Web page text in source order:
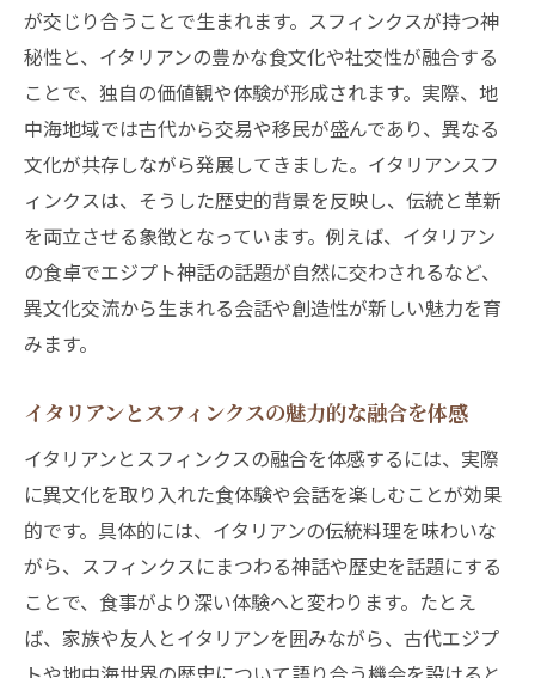
が交じり合うことで生まれます。スフィンクスが持つ神
秘性と、イタリアンの豊かな食文化や社交性が融合する
ことで、独自の価値観や体験が形成されます。実際、地
中海地域では古代から交易や移民が盛んであり、異なる
文化が共存しながら発展してきました。イタリアンスフ
ィンクスは、そうした歴史的背景を反映し、伝統と革新
を両立させる象徴となっています。例えば、イタリアン
の食卓でエジプト神話の話題が自然に交わされるなど、
異文化交流から生まれる会話や創造性が新しい魅力を育
みます。
イタリアンとスフィンクスの魅力的な融合を体感
イタリアンとスフィンクスの融合を体感するには、実際
に異文化を取り入れた食体験や会話を楽しむことが効果
的です。具体的には、イタリアンの伝統料理を味わいな
がら、スフィンクスにまつわる神話や歴史を話題にする
ことで、食事がより深い体験へと変わります。たとえ
ば、家族や友人とイタリアンを囲みながら、古代エジプ